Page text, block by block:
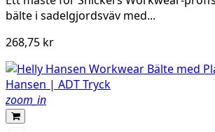
bälte i sadelgjordsväv med...
268,75 kr
zoom_in